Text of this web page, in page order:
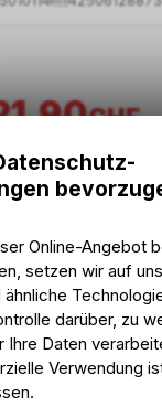
CHF
In den
Lager
Zone AG
Online-Angebot
setzen wir auf
darüber, zu
Ihre Daten
Verwendung